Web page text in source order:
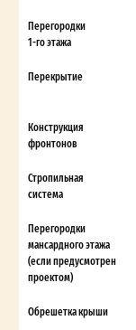
Перегородки
1-го этажа
Перекрытие
Конструкция
фронтонов
Стропильная
система
Перегородки
мансардного этажа
(если предусмотрен
проектом)
Обрешетка крыши